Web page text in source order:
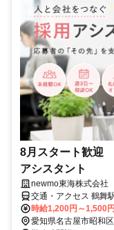
8月スタート歓迎
アシスタント
newmo東海株式会
交通・アクセス 鶴舞
時給1,200円～1,500円
愛知県名古屋市昭和区